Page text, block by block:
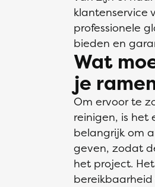
klantenservice
professionele
bieden en
Wat
je
Om ervoor te
reinigen, is het
belangrijk om
geven, zodat
het project.